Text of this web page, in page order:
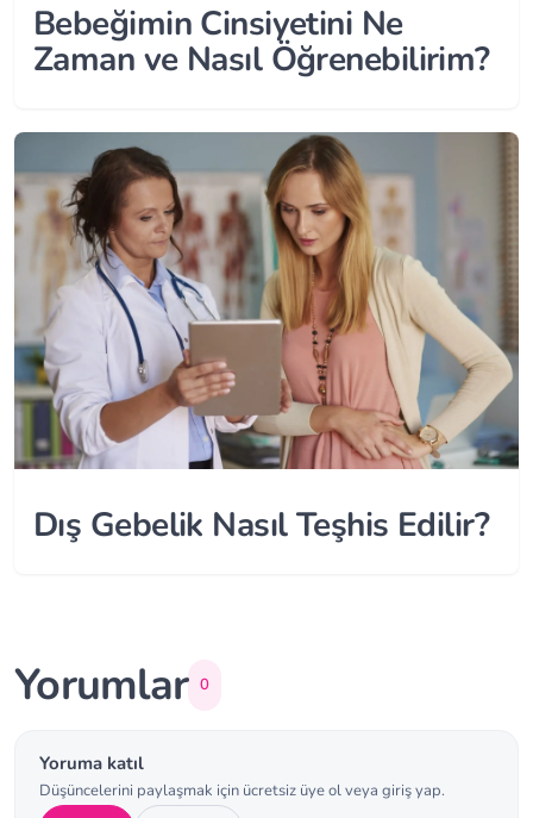
Bebeğimin Cinsiyetini Ne
Zaman ve Nasıl Öğrenebilirim?
Dış Gebelik Nasıl Teşhis Edilir?
Yorumlar 0
Yoruma katıl
Düşüncelerini paylaşmak için ücretsiz üye ol veya giriş yap.